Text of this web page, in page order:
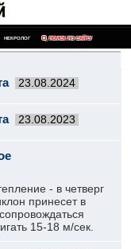
НЕКРОЛОГ ПОИСК ПО САЙТУ
23.08.2024
23.08.2023
- в четверг
принесет в
15-18 м/сек.